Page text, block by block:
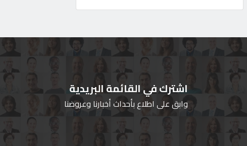
اشترك في القائمة البريدية
وابق على اطلاع بأحداث أخبارنا وعروضنا